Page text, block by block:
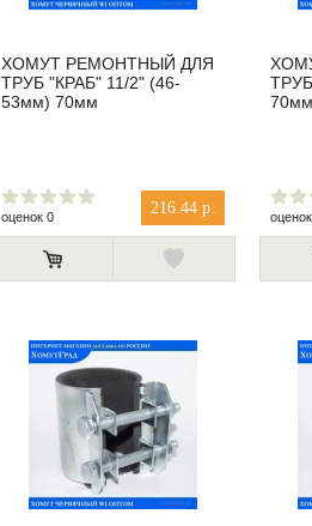
ХОМУТ РЕМОНТНЫЙ ДЛЯ
ТРУБ "КРАБ" 11/2" (46-
53мм) 70мм
216.44 р.
оценок 0
70мм